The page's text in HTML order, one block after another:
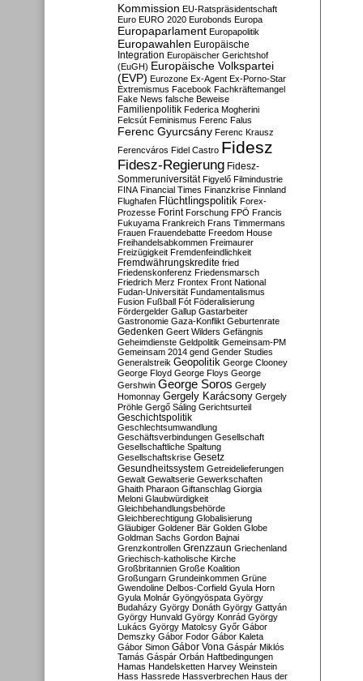
Kommission EU-Ratspräsidentschaft
Euro EURO 2020 Eurobonds Europa
Europaparlament Europapolitik
Europawahlen Europäische
Integration Europäischer Gerichtshof
(EuGH) Europäische Volkspartei
(EVP) Eurozone Ex-Agent Ex-Porno-Star
Extremismus Facebook Fachkräftemangel
Fake News falsche Beweise
Familienpolitik Federica Mogherini
Felcsút Feminismus Ferenc Falus
Ferenc Gyurcsány Ferenc Krausz
Ferencváros Fidel Castro Fidesz
Fidesz-Regierung Fidesz-
Sommeruniversität Figyelő Filmindustrie
FINA Financial Times Finanzkrise Finnland
Flughafen Flüchtlingspolitik Forex-
Prozesse Forint Forschung FPÖ Francis
Fukuyama Frankreich Frans Timmermans
Frauen Frauendebatte Freedom House
Freihandelsabkommen Freimaurer
Freizügigkeit Fremdenfeindlichkeit
Fremdwährungskredite fried
Friedenskonferenz Friedensmarsch
Friedrich Merz Frontex Front National
Fudan-Universität Fundamentalismus
Fusion Fußball Fót Föderalisierung
Fördergelder Gallup Gastarbeiter
Gastronomie Gaza-Konflikt Geburtenrate
Gedenken Geert Wilders Gefängnis
Geheimdienste Geldpolitik Gemeinsam-PM
Gemeinsam 2014 gend Gender Studies
Generalstreik Geopolitik George Clooney
George Floyd George Floys George
Gershwin George Soros Gergely
Homonnay Gergely Karácsony Gergely
Pröhle Gergő Sáling Gerichtsurteil
Geschichtspolitik
Geschlechtsumwandlung
Geschäftsverbindungen Gesellschaft
Gesellschaftliche Spaltung
Gesellschaftskrise Gesetz
Gesundheitssystem Getreidelieferungen
Gewalt Gewaltserie Gewerkschaften
Ghaith Pharaon Giftanschlag Giorgia
Meloni Glaubwürdigkeit
Gleichbehandlungsbehörde
Gleichberechtigung Globalisierung
Gläubiger Goldener Bär Golden Globe
Goldman Sachs Gordon Bajnai
Grenzkontrollen Grenzzaun Griechenland
Griechisch-katholische Kirche
Großbritannien Große Koalition
Großungarn Grundeinkommen Grüne
Gwendoline Delbos-Corfield Gyula Horn
Gyula Molnár Gyöngyöspata György
Budaházy György Donáth György Gattyán
György Hunvald György Konrád György
Lukács György Matolcsy Győr Gábor
Demszky Gábor Fodor Gábor Kaleta
Gábor Simon Gábor Vona Gáspár Miklós
Tamás Gáspár Orbán Haftbedingungen
Hamas Handelsketten Harvey Weinstein
Hass Hassrede Hassverbrechen Haus der